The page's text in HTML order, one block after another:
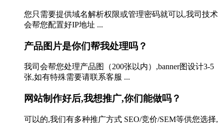
您只需要提供域名解析权限或管理密码就可以,我司技术
会帮您配置好IP地址 ...
产品图片是你们帮我处理吗？
我司会帮您处理产品图（200张以内）,banner图设计3-5
张,如有特殊需要请联系客服 ...
网站制作好后,我想推广,你们能做吗？
可以的,我们有多种推广方式 SEO/竞价/SEM等供您选择,